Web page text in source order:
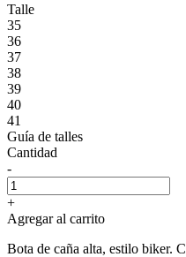
Talle
35
36
37
38
39
40
41
Guía de talles
Cantidad
-
+
Agregar al carrito
Bota de caña alta, estilo biker.